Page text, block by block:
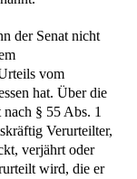
der Senat nicht
vom
hat. Über die
§ 55 Abs. 1
Verurteilter,
verjährt oder
wird, die er